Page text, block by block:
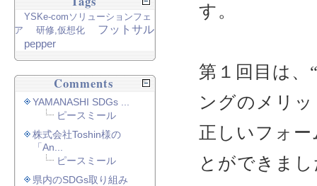
す。
第１回目は
ングのメリ
正しいフォ
とができま
YSKe-comソリューションフェ
ア
研修,仮想化
フットサル
pepper
Comments
YAMANASHI SDGs ...
ピースミール
株式会社Toshin様の
「An...
ピースミール
県内のSDGs取り組み